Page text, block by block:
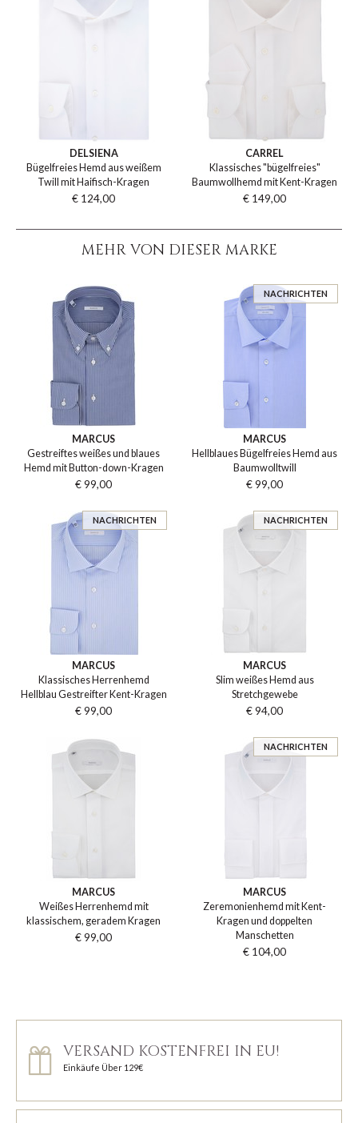
DELSIENA
Bügelfreies Hemd aus weißem
Twill mit Haifisch-Kragen
€ 124,00
CARREL
Klassisches "bügelfreies"
Baumwollhemd mit Kent-Kragen
€ 149,00
MEHR VON DIESER MARKE
MARCUS
Gestreiftes weißes und blaues
Hemd mit Button-down-Kragen
€ 99,00
NACHRICHTEN
MARCUS
Hellblaues Bügelfreies Hemd aus
Baumwolltwill
€ 99,00
NACHRICHTEN
MARCUS
Klassisches Herrenhemd
Hellblau Gestreifter Kent-Kragen
€ 99,00
NACHRICHTEN
MARCUS
Slim weißes Hemd aus
Stretchgewebe
€ 94,00
MARCUS
Weißes Herrenhemd mit
klassischem, geradem Kragen
€ 99,00
NACHRICHTEN
MARCUS
Zeremonienhemd mit Kent-
Kragen und doppelten
Manschetten
€ 104,00
VERSAND KOSTENFREI IN EU!
Einkäufe Über 129€